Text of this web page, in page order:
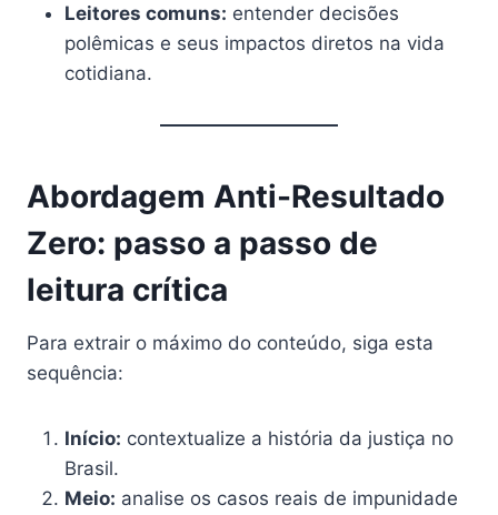
Leitores comuns: entender decisões
polêmicas e seus impactos diretos na vida
cotidiana.
Abordagem Anti-Resultado
Zero: passo a passo de
leitura crítica
Para extrair o máximo do conteúdo, siga esta
sequência:
Início: contextualize a história da justiça no
Brasil.
Meio: analise os casos reais de impunidade